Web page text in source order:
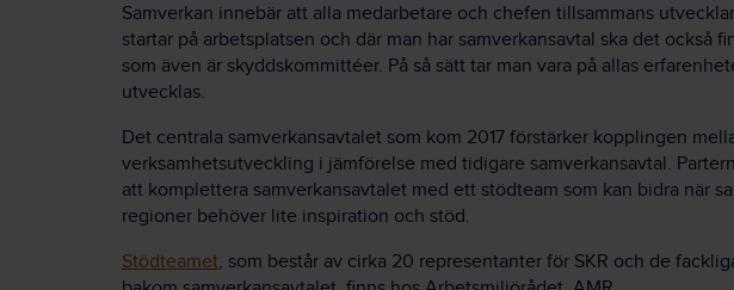
Samverkan innebär att alla medarbetare och chefen tillsammans
startar på arbetsplatsen och där man har samverkansavtal ska det också
som även är skyddskommittéer. På så sätt tar man vara på allas
utvecklas.
Det centrala samverkansavtalet som kom 2017 förstärker kopplingen
verksamhetsutveckling i jämförelse med tidigare samverkansavtal.
att komplettera samverkansavtalet med ett stödteam som kan bidra när
regioner behöver lite inspiration och stöd.
Stödteamet, som består av cirka 20 representanter för SKR och de